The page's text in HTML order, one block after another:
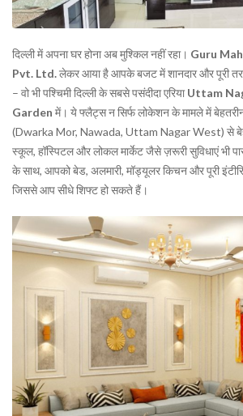
दिल्ली में अपना घर होना अब मुश्किल नहीं रहा। Guru
Pvt. Ltd.लेकर आया है आपके बजट में शानदार और पूरी
– वो भी पश्चिमी दिल्ली के सबसे पसंदीदा एरियाUttam
Garden में। ये फ्लैट्स न सिर्फ लोकेशन के मामले में
(Dwarka Mor, Nawada, Uttam Nagar West) से
स्कूल, हॉस्पिटल और लोकल मार्केट जैसे ज़रूरी सुविधाएं भी
के साथ, आपको बेड, अलमारी, मॉड्यूलर किचन और पूरी
जिससे आप सीधे शिफ्ट हो सकते हैं।